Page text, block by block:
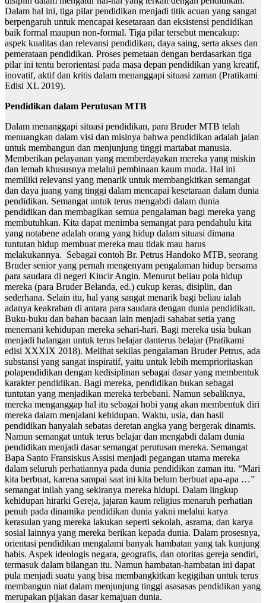
Dalam hal ini, tiga pilar pendidikan menjadi titik acuan yang sangat
berpengaruh untuk mencapai kesetaraan dan eksistensi pendidikan
baik formal maupun non-formal. Tiga pilar tersebut mencakup:
aspek kualitas dan relevansi pendidikan, daya saing, serta akses dan
pemerataan pendidikan. Proses pemetaan dengan berdasarkan tiga
pilar ini tentu berorientasi pada masa depan pendidikan yang kreatif,
inovatif, aktif dan kritis dalam menanggapi situasi zaman (Pratikami
Edisi XL 2019).
Pendidikan dalam Perutusan MTB
Dalam menanggapi situasi pendidikan, para Bruder MTB telah
menuangkan dalam visi dan misinya bahwa pendidikan adalah jalan
untuk membangun dan menjunjung tinggi martabat manusia.
Memberikan pelayanan yang memberdayakan mereka yang miskin
dan lemah khususnya melalui pembinaan kaum muda. Hal ini
memiliki relevansi yang menarik untuk membangkitkan semangat
dan daya juang yang tinggi dalam mencapai kesetaraan dalam dunia
pendidikan. Semangat untuk terus mengabdi dalam dunia
pendidikan dan membagikan semua pengalaman bagi mereka yang
membutuhkan. Kita dapat menimba semangat para pendahulu kita
yang notabene adalah orang yang hidup dalam situasi dimana
tuntutan hidup membuat mereka mau tidak mau harus
melakukannya. Sebagai contoh Br. Petrus Handoko MTB, seorang
Bruder senior yang pernah mengenyam pengalaman hidup bersama
para saudara di negeri Kincir Angin. Menurut beliau pola hidup
mereka (para Bruder Belanda, ed.) cukup keras, disiplin, dan
sederhana. Selain itu, hal yang sangat menarik bagi beliau ialah
adanya keakraban di antara para saudara dengan dunia pendidikan.
Buku-buku dan bahan bacaan lain menjadi sahabat setia yang
menemani kehidupan mereka sehari-hari. Bagi mereka usia bukan
menjadi halangan untuk terus belajar danterus belajar (Pratikami
edisi XXXIX 2018). Melihat sekilas pengalaman Bruder Petrus, ada
substansi yang sangat inspiratif, yaitu untuk lebih memprioritaskan
polapendidikan dengan kedisiplinan sebagai dasar yang membentuk
karakter pendidikan. Bagi mereka, pendidikan bukan sebagai
tuntutan yang menjadikan mereka terbebani. Namun sebaliknya,
mereka menganggap hal itu sebagai hobi yang akan membentuk diri
mereka dalam menjalani kehidupan. Waktu, usia, dan hasil
pendidikan hanyalah sebatas deretan angka yang bergerak dinamis.
Namun semangat untuk terus belajar dan mengabdi dalam dunia
pendidikan menjadi dasar semangat perutusan mereka. Semangat
Bapa Santo Fransiskus Assisi menjadi pegangan utama mereka
dalam seluruh perhatiannya pada dunia pendidikan zaman itu. “Mari
kita berbuat, karena sampai saat ini kita belum berbuat apa-apa …”
semangat inilah yang sekiranya mereka hidupi. Dalam lingkup
kehidupan hirarki Gereja, jajaran kaum religius menaruh perhatian
penuh pada dinamika pendidikan dunia yakni melalui karya
kerasulan yang mereka lakukan seperti sekolah, asrama, dan karya
sosial lainnya yang mereka berikan kepada dunia. Dalam prosesnya,
orientasi pendidikan mengalami banyak hambatan yang tak kunjung
habis. Aspek ideologis negara, geografis, dan otoritas gereja sendiri,
termasuk dalam bilangan itu. Namun hambatan-hambatan ini dapat
pula menjadi suatu yang bisa membangkitkan kegigihan untuk terus
membangun niat dalam menjunjung tinggi asasasas pendidikan yang
merupakan pijakan dasar kemajuan dunia.